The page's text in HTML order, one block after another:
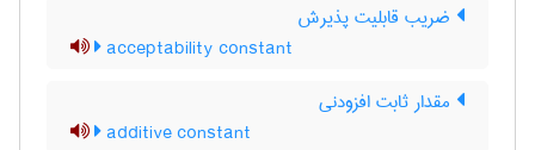
ضریب قابلیت پذیرش
acceptability constant
مقدار ثابت افزودنی
additive constant